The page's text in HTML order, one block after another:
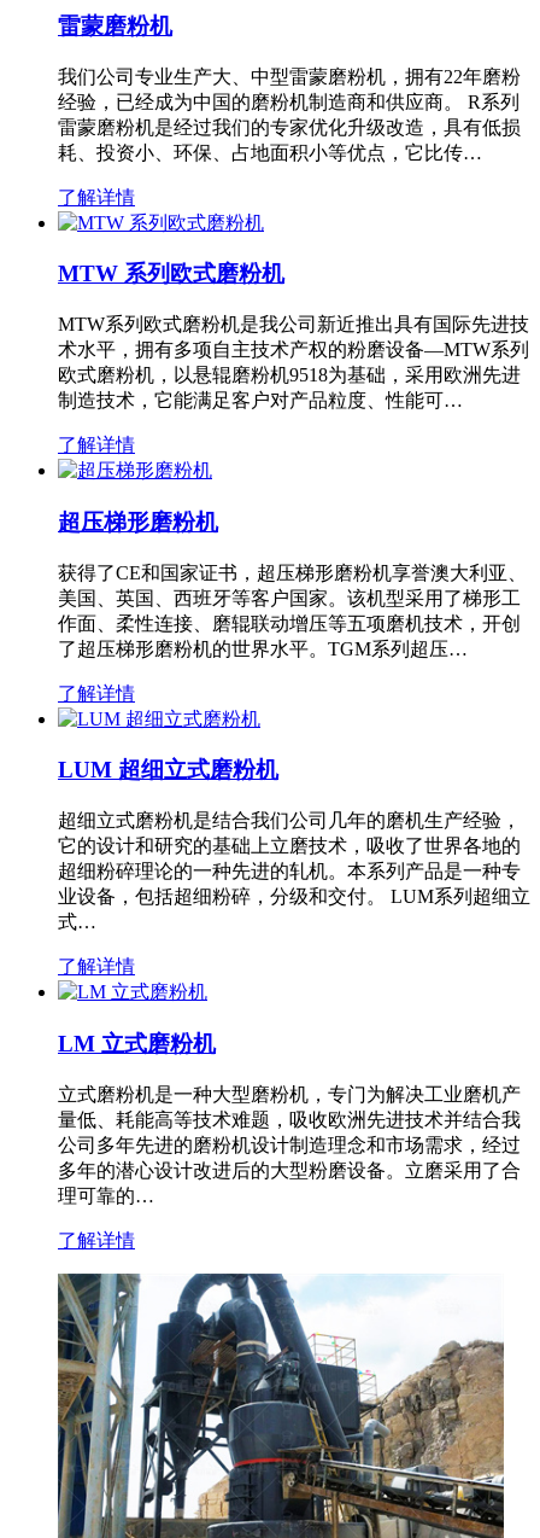
雷蒙磨粉机
我们公司专业生产大、中型雷蒙磨粉机，拥有22年磨粉
经验，已经成为中国的磨粉机制造商和供应商。 R系列
雷蒙磨粉机是经过我们的专家优化升级改造，具有低损
耗、投资小、环保、占地面积小等优点，它比传…
了解详情
MTW 系列欧式磨粉机
MTW系列欧式磨粉机是我公司新近推出具有国际先进技
术水平，拥有多项自主技术产权的粉磨设备—MTW系列
欧式磨粉机，以悬辊磨粉机9518为基础，采用欧洲先进
制造技术，它能满足客户对产品粒度、性能可…
了解详情
超压梯形磨粉机
获得了CE和国家证书，超压梯形磨粉机享誉澳大利亚、
美国、英国、西班牙等客户国家。该机型采用了梯形工
作面、柔性连接、磨辊联动增压等五项磨机技术，开创
了超压梯形磨粉机的世界水平。TGM系列超压…
了解详情
LUM 超细立式磨粉机
超细立式磨粉机是结合我们公司几年的磨机生产经验，
它的设计和研究的基础上立磨技术，吸收了世界各地的
超细粉碎理论的一种先进的轧机。本系列产品是一种专
业设备，包括超细粉碎，分级和交付。 LUM系列超细立
式…
了解详情
LM 立式磨粉机
立式磨粉机是一种大型磨粉机，专门为解决工业磨机产
量低、耗能高等技术难题，吸收欧洲先进技术并结合我
公司多年先进的磨粉机设计制造理念和市场需求，经过
多年的潜心设计改进后的大型粉磨设备。立磨采用了合
理可靠的…
了解详情